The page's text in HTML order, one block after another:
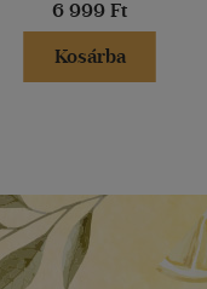
6 999 Ft
Kosárba